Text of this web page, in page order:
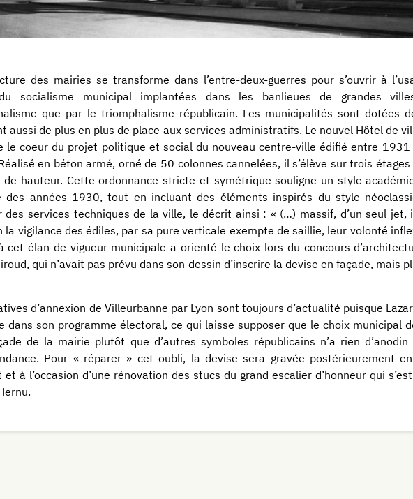
des mairies se transforme dans l’entre-deux-guerres pour s’ouvrir à
socialisme municipal implantées dans les banlieues de grandes
que par le triomphalisme républicain. Les municipalités sont dotées
aussi de plus en plus de place aux services administratifs. Le nouvel Hôtel de
le coeur du projet politique et social du nouveau centre-ville édifié entre
en béton armé, orné de 50 colonnes cannelées, il s’élève sur trois
hauteur. Cette ordonnance stricte et symétrique souligne un style
des années 1930, tout en incluant des éléments inspirés du style
des services techniques de la ville, le décrit ainsi : « (…) massif, d’un seul jet,
la vigilance des édiles, par sa pure verticale exempte de saillie, leur volonté
cet élan de vigueur municipale a orienté le choix lors du concours
qui n’avait pas prévu dans son dessin d’inscrire la devise en façade, mais
d’annexion de Villeurbanne par Lyon sont toujours d’actualité puisque
dans son programme électoral, ce qui laisse supposer que le choix municipal
de la mairie plutôt que d’autres symboles républicains n’a rien
Pour « réparer » cet oubli, la devise sera gravée postérieurement
à l’occasion d’une rénovation des stucs du grand escalier d’honneur qui